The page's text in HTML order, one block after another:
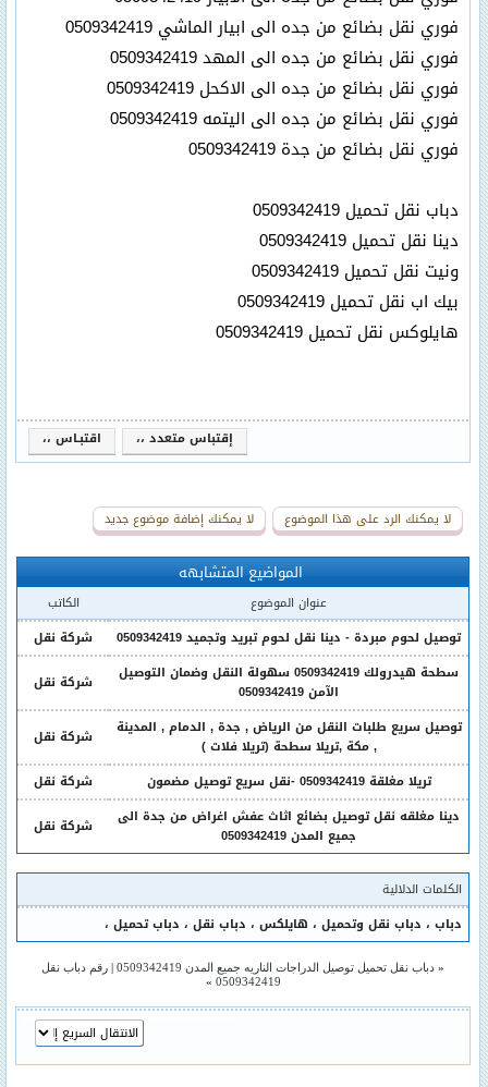
فوري نقل بضائع من جده الى ابيار الماشي 0509342419
فوري نقل بضائع من جده الى المهد 0509342419
فوري نقل بضائع من جده الى الاكحل 0509342419
فوري نقل بضائع من جده الى اليتمه 0509342419
فوري نقل بضائع من جدة 0509342419
دباب نقل تحميل 0509342419
دينا نقل تحميل 0509342419
ونيت نقل تحميل 0509342419
بيك اب نقل تحميل 0509342419
هايلوكس نقل تحميل 0509342419
اقتبـاس ،، إقتباس متعدد ،،
لا يمكنك الرد على هذا الموضوع لا يمكنك إضافة موضوع جديد
المواضيع المتشابهه
عنوان الموضوع
الكاتب
توصيل لحوم مبردة - دينا نقل لحوم تبريد وتجميد 0509342419
شركة نقل
سطحة هيدرولك 0509342419 سهولة النقل وضمان التوصيل
الآمن 0509342419
شركة نقل
توصيل سريع طلبات النقل من الرياض , جدة , الدمام , المدينة
, مكة ,تريلا سطحة (تريلا فلات )
شركة نقل
تريلا مغلقة 0509342419 -نقل سريع توصيل مضمون
شركة نقل
دينا مغلقه نقل توصيل بضائع اثاث عفش اغراض من جدة الى
جميع المدن 0509342419
شركة نقل
الكلمات الدلالية
دباب، دباب نقل وتحميل، هايلكس، دباب نقل، دباب تحميل،
« دباب نقل تحميل توصيل الدراجات الناريه جميع المدن 0509342419 | رقم دباب نقل
0509342419
»